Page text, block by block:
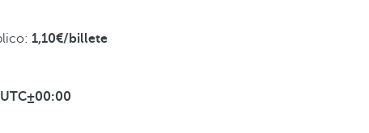
1,10€/billete
UTC±00:00